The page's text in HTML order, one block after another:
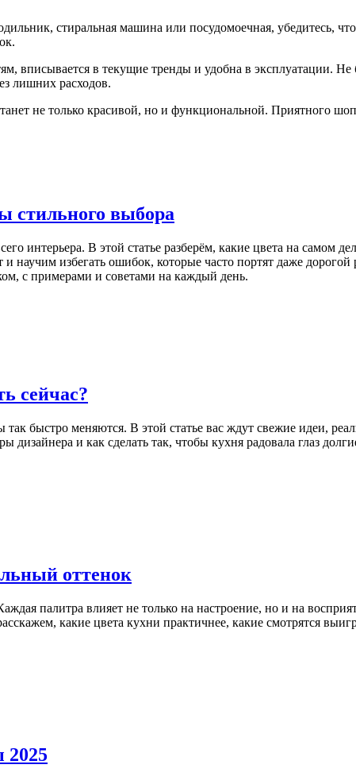
стиральная машина или посудомоечная, убедитесь,
вписывается в текущие тренды и удобна в эксплуатации. Не
лишних расходов.
не только красивой, но и функциональной. Приятного
стильного выбора
интерьера. В этой статье разберём, какие цвета на самом
и научим избегать ошибок, которые часто портят даже
с примерами и советами на каждый день.
сейчас?
быстро меняются. В этой статье вас ждут свежие идеи,
дизайнера и как сделать так, чтобы кухня радовала глаз
оттенок
палитра влияет не только на настроение, но и на
какие цвета кухни практичнее, какие смотрятся
2025